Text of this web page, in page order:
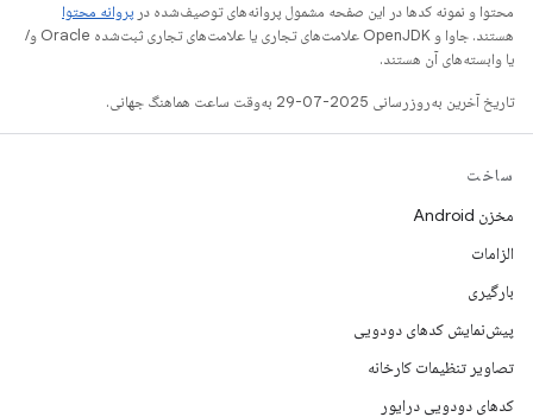
محتوا و نمونه کدها در این صفحه مشمول پروانه‌های توصیف‌شده در پروانه محتوا
هستند. جاوا و OpenJDK علامت‌های تجاری یا علامت‌های تجاری ثبت‌شده Oracle و/
یا وابسته‌های آن هستند.
تاریخ آخرین به‌روزرسانی 2025-07-29 به‌وقت ساعت هماهنگ جهانی.
ساخت
مخزن Android
الزامات
بارگیری
پیش‌نمایش کدهای دودویی
تصاویر تنظیمات کارخانه
کدهای دودویی درایور